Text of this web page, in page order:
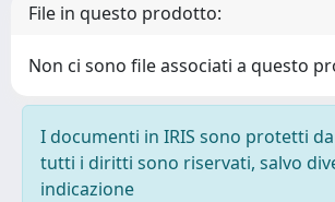
File in questo prodotto:
Non ci sono file associati a questo
I documenti in IRIS sono protetti
tutti i diritti sono riservati, salvo
indicazione